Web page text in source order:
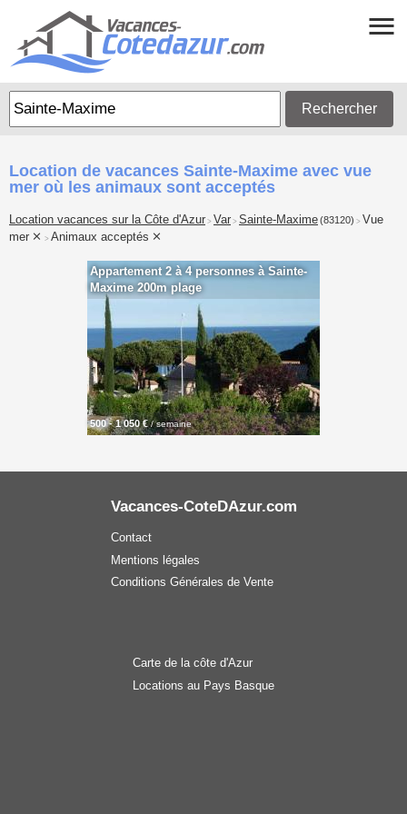
Rechercher
Location de vacances Sainte-Maxime avec vue
mer où les animaux sont acceptés
Location vacances sur la Côte d'Azur > Var > Sainte-Maxime(83120) > Vue
mer
> Animaux acceptés
Appartement 2 à 4 personnes à Sainte-
Maxime 200m plage
500 - 1 050 €/ semaine
Vacances-CoteDAzur.com
Contact
Mentions légales
Conditions Générales de Vente
Carte de la côte d'Azur
Locations au Pays Basque